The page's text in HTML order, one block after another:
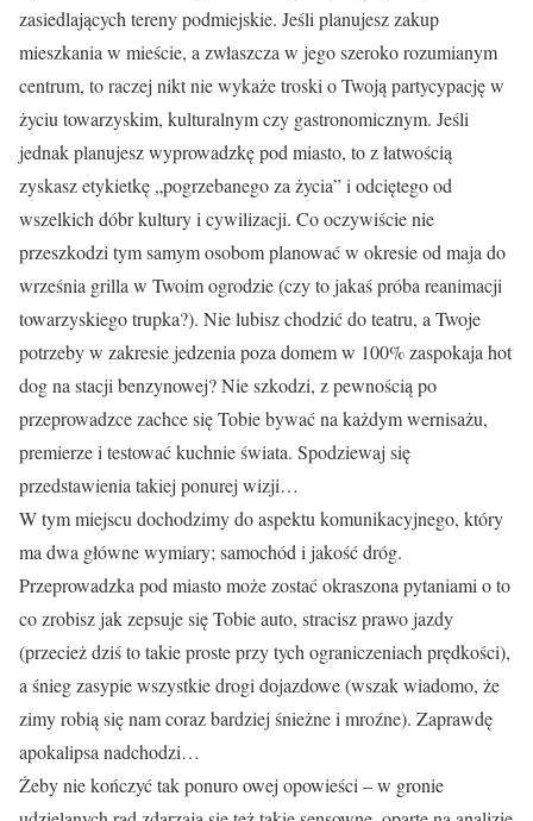
zasiedlających tereny podmiejskie. Jeśli planujesz zakup
mieszkania w mieście, a zwłaszcza w jego szeroko rozumianym
centrum, to raczej nikt nie wykaże troski o Twoją partycypację w
życiu towarzyskim, kulturalnym czy gastronomicznym. Jeśli
jednak planujesz wyprowadzkę pod miasto, to z łatwością
zyskasz etykietkę „pogrzebanego za życia” i odciętego od
wszelkich dóbr kultury i cywilizacji. Co oczywiście nie
przeszkodzi tym samym osobom planować w okresie od maja do
września grilla w Twoim ogrodzie (czy to jakaś próba reanimacji
towarzyskiego trupka?). Nie lubisz chodzić do teatru, a Twoje
potrzeby w zakresie jedzenia poza domem w 100% zaspokaja hot
dog na stacji benzynowej? Nie szkodzi, z pewnością po
przeprowadzce zachce się Tobie bywać na każdym wernisażu,
premierze i testować kuchnie świata. Spodziewaj się
przedstawienia takiej ponurej wizji…
W tym miejscu dochodzimy do aspektu komunikacyjnego, który
ma dwa główne wymiary; samochód i jakość dróg.
Przeprowadzka pod miasto może zostać okraszona pytaniami o to
co zrobisz jak zepsuje się Tobie auto, stracisz prawo jazdy
(przecież dziś to takie proste przy tych ograniczeniach prędkości),
a śnieg zasypie wszystkie drogi dojazdowe (wszak wiadomo, że
zimy robią się nam coraz bardziej śnieżne i mroźne). Zaprawdę
apokalipsa nadchodzi…
Żeby nie kończyć tak ponuro owej opowieści – w gronie